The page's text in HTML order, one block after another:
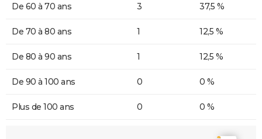
De 60 à 70 ans 3 37,5 %
De 70 à 80 ans 1 12,5 %
De 80 à 90 ans 1 12,5 %
De 90 à 100 ans 0 0 %
Plus de 100 ans 0 0 %